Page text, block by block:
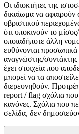
Οι ιδιοκτήτες της
δικαίωμα να αφαιρούν
υβριστικού
ότι υποκινούν το
οποιαδήποτε άλλη
ευθύνονται
αναγνώστης/συντάκτης
έχει στοιχεία που
μπορεί να τα
διερευνηθούν.
report / flag σχόλια που
κανόνες. Σχόλια που
σελίδα, δεν